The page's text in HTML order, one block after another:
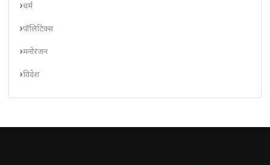
धर्म
पॉलिटिक्स
मनोरंजन
विदेश